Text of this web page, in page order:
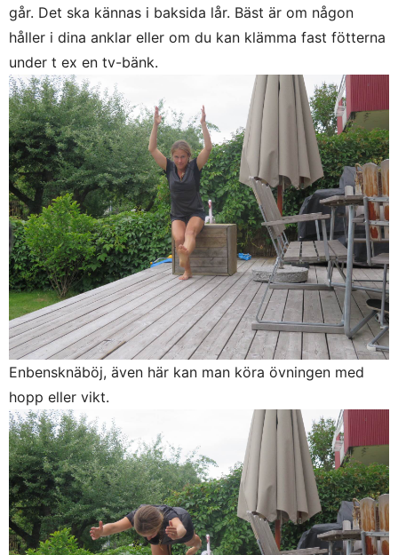
går. Det ska kännas i baksida lår. Bäst är om någon
håller i dina anklar eller om du kan klämma fast fötterna
under t ex en tv-bänk.
Enbensknäböj, även här kan man köra övningen med
hopp eller vikt.